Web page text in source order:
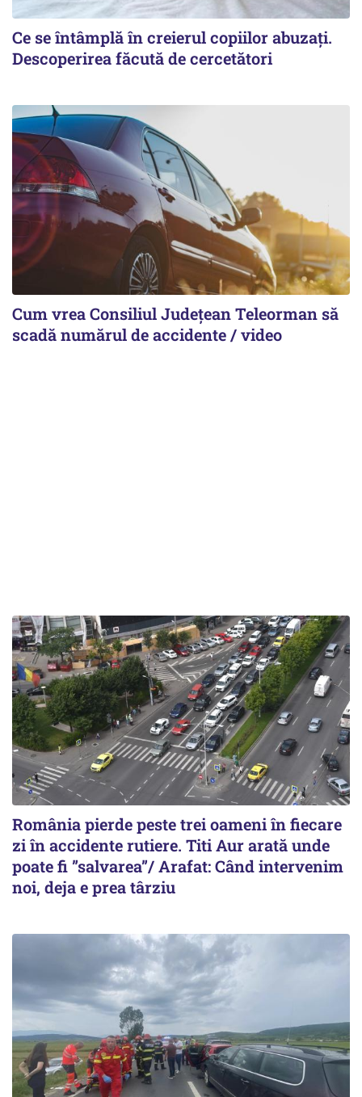
Ce se întâmplă în creierul copiilor abuzați.
Descoperirea făcută de cercetători
Cum vrea Consiliul Județean Teleorman să
scadă numărul de accidente / video
România pierde peste trei oameni în fiecare
zi în accidente rutiere. Titi Aur arată unde
poate fi ”salvarea”/ Arafat: Când intervenim
noi, deja e prea târziu